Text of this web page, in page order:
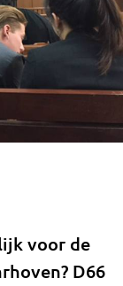
voor de
D66